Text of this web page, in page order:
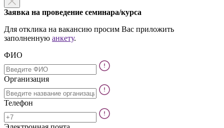
Заявка на проведение семинара/курса
Для отклика на вакансию просим Вас приложить
заполненную анкету.
ФИО
Организация
Телефон